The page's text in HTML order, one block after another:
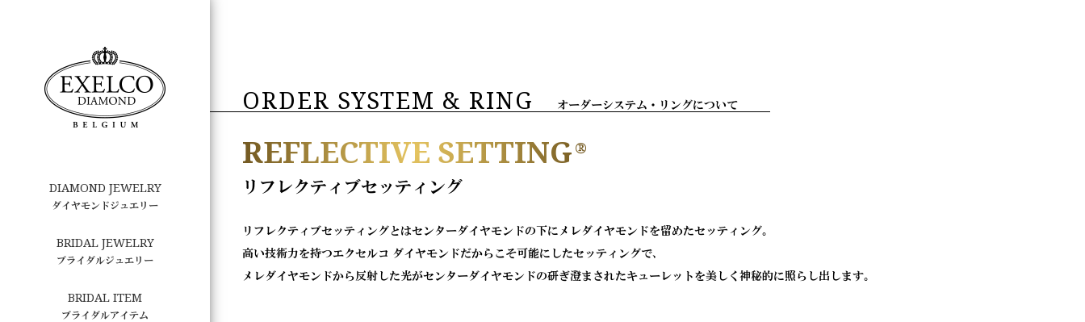
ORDER SYSTEM & RING オーダーシステム・リングについて
REFLECTIVE SETTING ®
リフレクティブセッティング
リフレクティブセッティングとはセンターダイヤモンドの下にメレダイヤモンドを留めたセッティング。
高い技術力を持つエクセルコ ダイヤモンドだからこそ可能にしたセッティングで、
メレダイヤモンドから反射した光がセンターダイヤモンドの研ぎ澄まされたキューレットを美しく神秘的に照らし出します。
DIAMOND JEWELRY
ダイヤモンドジュエリー
BRIDAL JEWELRY
ブライダルジュエリー
BRIDAL ITEM
ブライダルアイテム